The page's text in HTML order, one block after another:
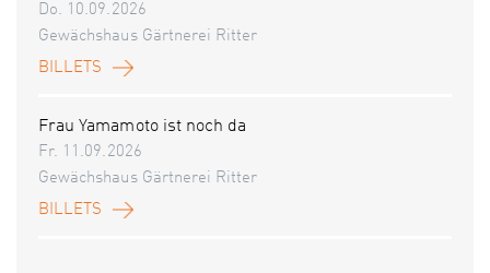
Do. 10.09.2026
Gewächshaus Gärtnerei Ritter
BILLETS
Frau Yamamoto ist noch da
Fr. 11.09.2026
Gewächshaus Gärtnerei Ritter
BILLETS